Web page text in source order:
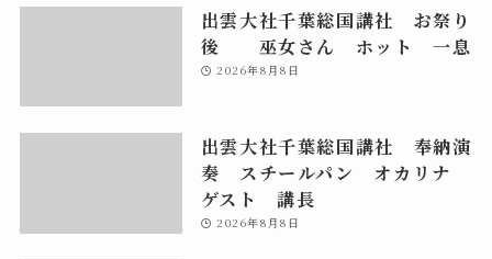
出雲大社千葉総国講社 お祭り
後 巫女さん ホット 一息
2026年8月8日
出雲大社千葉総国講社 奉納演
奏 スチールパン オカリナ
ゲスト 講長
2026年8月8日